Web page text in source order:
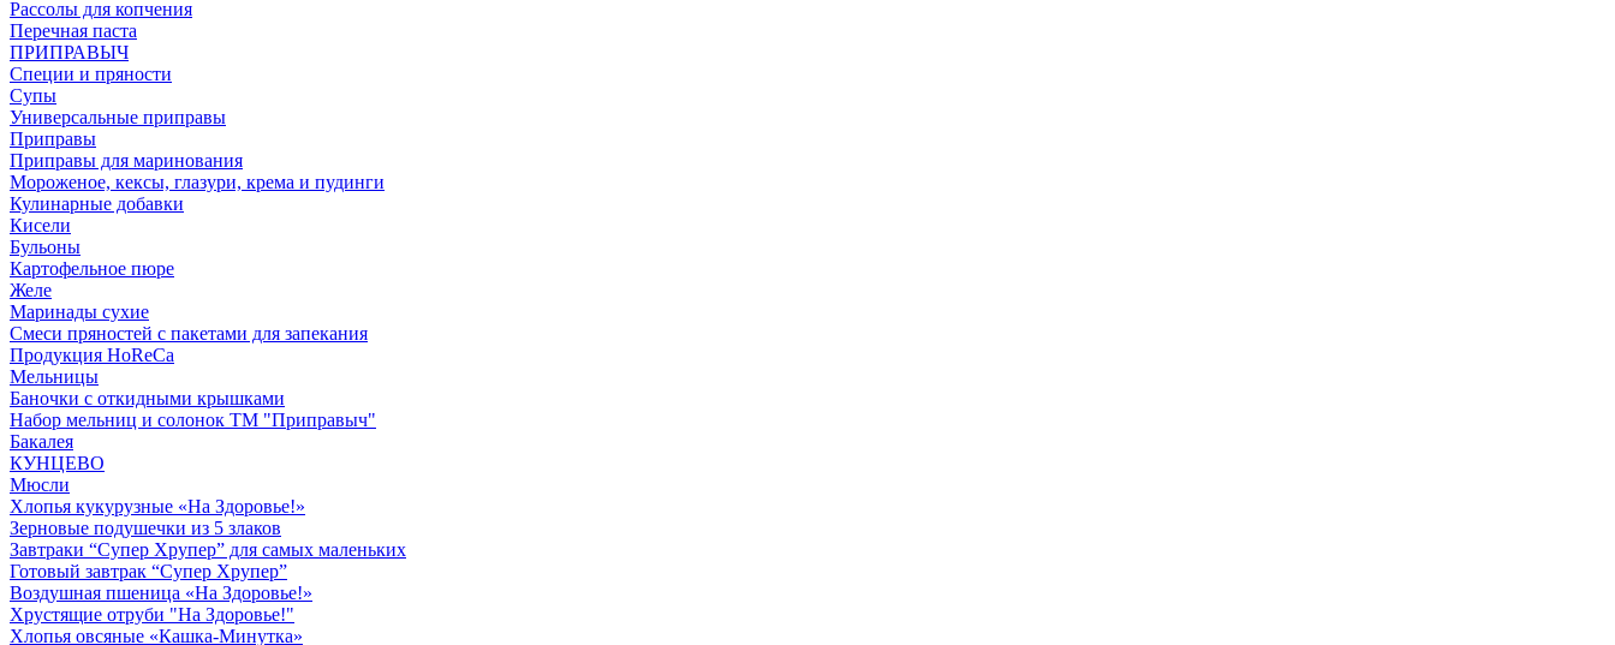
Рассолы для копчения
Перечная паста
ПРИПРАВЫЧ
Специи и пряности
Супы
Универсальные приправы
Приправы
Приправы для маринования
Мороженое, кексы, глазури, крема и пудинги
Кулинарные добавки
Кисели
Бульоны
Картофельное пюре
Желе
Маринады сухие
Смеси пряностей с пакетами для запекания
Продукция HoReCa
Мельницы
Баночки с откидными крышками
Набор мельниц и солонок ТМ "Приправыч"
Бакалея
КУНЦЕВО
Мюсли
Хлопья кукурузные «На Здоровье!»
Зерновые подушечки из 5 злаков
Завтраки “Супер Хрупер” для самых маленьких
Готовый завтрак “Супер Хрупер”
Воздушная пшеница «На Здоровье!»
Хрустящие отруби "На Здоровье!"
Хлопья овсяные «Кашка-Минутка»